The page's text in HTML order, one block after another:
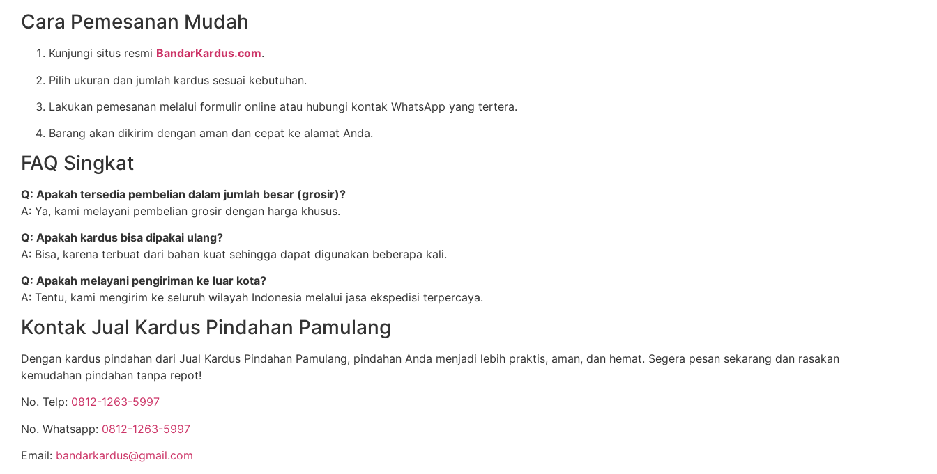
Cara Pemesanan Mudah
Kunjungi situs resmi BandarKardus.com.
Pilih ukuran dan jumlah kardus sesuai kebutuhan.
Lakukan pemesanan melalui formulir online atau hubungi kontak WhatsApp yang tertera.
Barang akan dikirim dengan aman dan cepat ke alamat Anda.
FAQ Singkat
Q: Apakah tersedia pembelian dalam jumlah besar (grosir)?
A: Ya, kami melayani pembelian grosir dengan harga khusus.
Q: Apakah kardus bisa dipakai ulang?
A: Bisa, karena terbuat dari bahan kuat sehingga dapat digunakan beberapa kali.
Q: Apakah melayani pengiriman ke luar kota?
A: Tentu, kami mengirim ke seluruh wilayah Indonesia melalui jasa ekspedisi terpercaya.
Kontak Jual Kardus Pindahan Pamulang
Dengan kardus pindahan dari Jual Kardus Pindahan Pamulang, pindahan Anda menjadi lebih praktis, aman, dan hemat. Segera pesan sekarang dan rasakan
kemudahan pindahan tanpa repot!
No. Telp: 0812-1263-5997
No. Whatsapp: 0812-1263-5997
Email: bandarkardus@gmail.com